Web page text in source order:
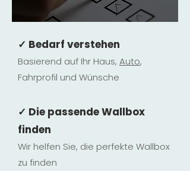
✓ Bedarf verstehen
Basierend auf Ihr Haus, Auto,
Fahrprofil und Wünsche
✓ Die passende Wallbox
finden
Wir helfen Sie, die perfekte Wallbox
zu finden